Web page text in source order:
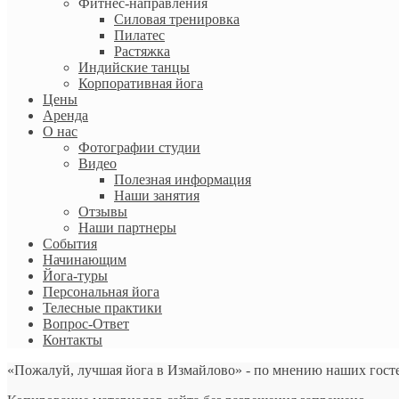
Фитнес-направления
Силовая тренировка
Пилатес
Растяжка
Индийские танцы
Корпоративная йога
Цены
Аренда
О нас
Фотографии студии
Видео
Полезная информация
Наши занятия
Отзывы
Наши партнеры
События
Начинающим
Йога-туры
Персональная йога
Телесные практики
Вопрос-Ответ
Контакты
«Пожалуй, лучшая йога в Измайлово» - по мнению наших